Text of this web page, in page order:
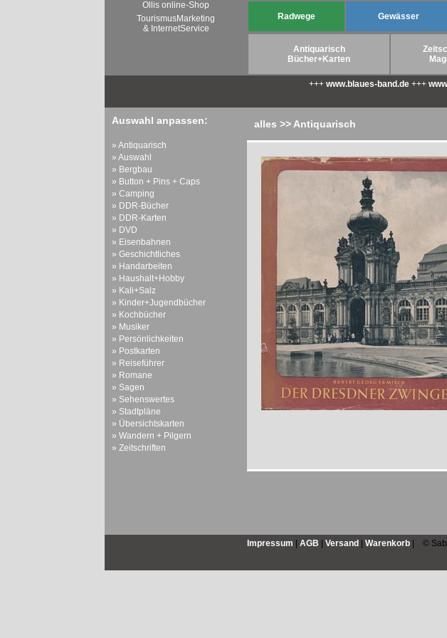
Ollis online-Shop
TourismusMarketing
& InternetService
Radwege Gewässer
Antiquarisch
Bücher+Karten
+++ www.blaues-band.de+++
Auswahl anpassen:
» Antiquarisch
» Auswahl
» Bergbau
» Button + Pins + Caps
» Camping
» DDR-Bücher
» DDR-Karten
» DVD
» Eisenbahnen
» Geschichtliches
» Handarbeiten
» Haushalt+Hobby
» Kali+Salz
» Kinder+Jugendbücher
» Kochbücher
» Musiker
» Persönlichkeiten
» Postkarten
» Reiseführer
» Romane
» Sagen
» Sehenswertes
» Stadtpläne
» Übersichtskarten
» Wandern + Pilgern
» Zeitschriften
alles >> Antiquarisch
Impressum AGB Versand Warenkorb | ©